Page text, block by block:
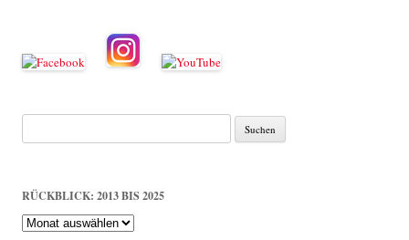
nach:
RÜCKBLICK: 2013 BIS 2025
Rückblick:
2013